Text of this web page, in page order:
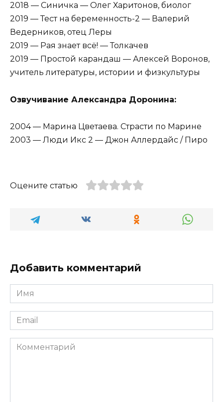
2018 — Синичка — Олег Харитонов, биолог
2019 — Тест на беременность-2 — Валерий
Ведерников, отец Леры
2019 — Рая знает всё! — Толкачев
2019 — Простой карандаш — Алексей Воронов,
учитель литературы, истории и физкультуры
Озвучивание Александра Доронина:
2004 — Марина Цветаева. Страсти по Марине
2003 — Люди Икс 2 — Джон Аллердайс / Пиро
Оцените статью
Добавить комментарий
Имя
*
Email
*
Комментарий